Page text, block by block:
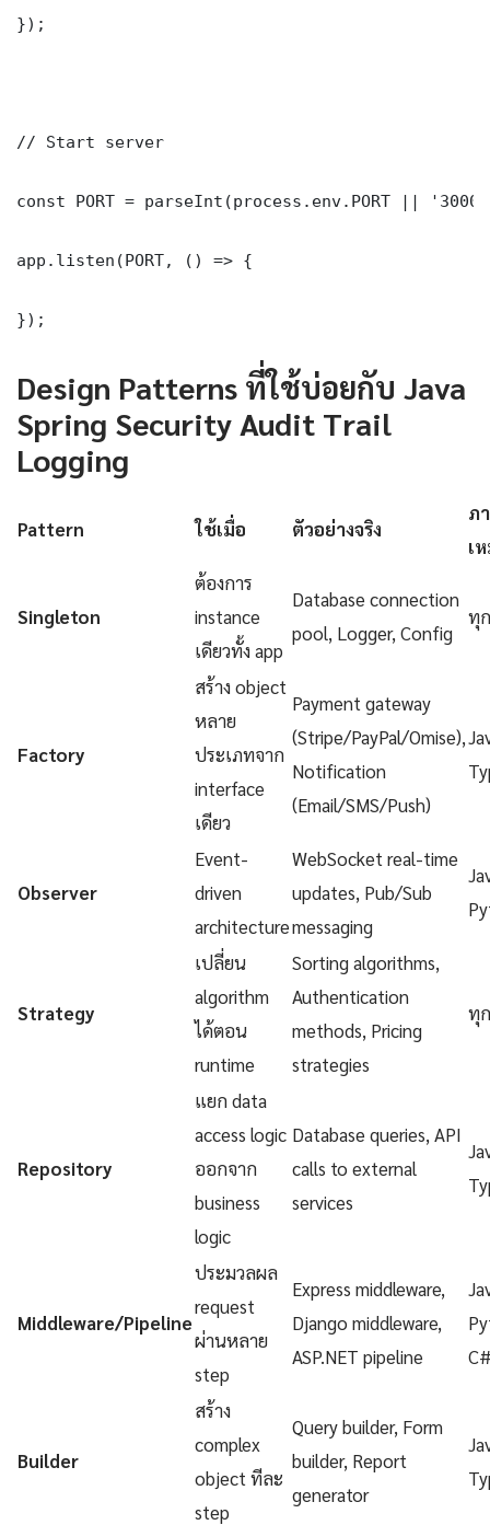
});
// Start server
const PORT = parseInt(process.env.PORT ||
app.listen(PORT, () => {
});
Design Patterns ที่ใช้บ่อยกับ Java
Spring Security Audit Trail
Logging
Pattern ใช้เมื่อ ตัวอย่างจริง
ภ
เ
Singleton
ต้องการ
instance
เดียวทั้ง app
Database connection
pool, Logger, Config
ทุ
Factory
สร้าง object
หลาย
ประเภทจาก
interface
เดียว
Payment gateway
(Stripe/PayPal/Omise),
Notification
(Email/SMS/Push)
Observer
Event-
driven
architecture
WebSocket real-time
updates, Pub/Sub
messaging
Strategy
เปลี่ยน
algorithm
ได้ตอน
runtime
Sorting algorithms,
Authentication
methods, Pricing
strategies
ทุ
Repository
แยก data
access logic
ออกจาก
business
logic
Database queries, API
calls to external
services
Middleware/Pipeline
ประมวลผล
request
ผ่านหลาย
step
Express middleware,
Django middleware,
ASP.NET pipeline
Builder
สร้าง
complex
object ทีละ
step
Query builder, Form
builder, Report
generator